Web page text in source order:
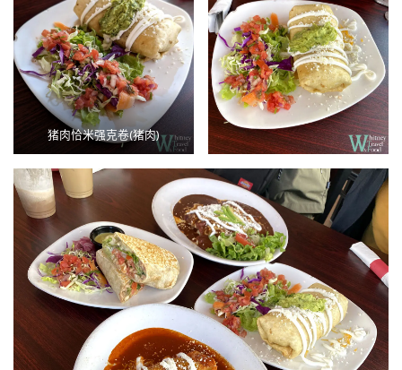
猪肉恰米强克卷(猪肉)